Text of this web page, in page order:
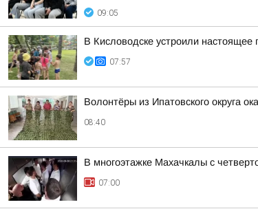
09:05
В Кисловодске устроили настоящее
07:57
Волонтёры из Ипатовского округа
08:40
В многоэтажке Махачкалы с
07:00